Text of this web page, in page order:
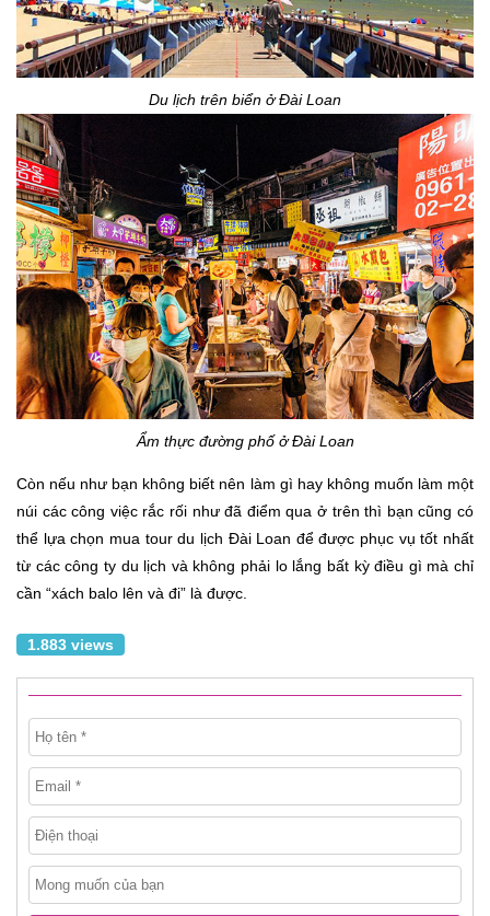
Du lịch trên biển ở Đài Loan
Ẩm thực đường phố ở Đài Loan
Còn nếu như bạn không biết nên làm gì hay không muốn làm một
núi các công việc rắc rối như đã điểm qua ở trên thì bạn cũng có
thể lựa chọn mua tour du lịch Đài Loan để được phục vụ tốt nhất
từ các công ty du lịch và không phải lo lắng bất kỳ điều gì mà chỉ
cần “xách balo lên và đi” là được.
1.883 views